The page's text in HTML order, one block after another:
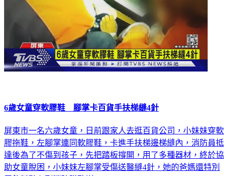
6歲女童穿軟膠鞋 腳掌卡百貨手扶梯縫4針
屏東市一名六歲女童，日前跟家人去逛百貨公司，小妹妹穿軟
膠拖鞋，左腳掌連同軟膠鞋，卡進手扶梯邊梯縫內，消防員抵
達後為了不傷到孩子，先把踏板撐開，用了多種器材，終於協
助女童脫困，小妹妹左腳掌受傷送醫縫4針，她的爸媽還特別